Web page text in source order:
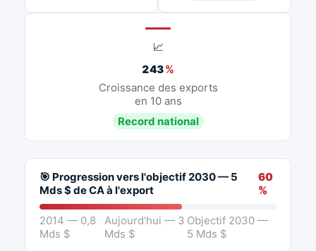
📈
243%
Croissance des exports
en 10 ans
Record national
🎯 Progression vers l'objectif 2030 — 5
Mds $ de CA à l'export
60
%
2014 — 0,8
Mds $
Aujourd'hui — 3
Mds $
Objectif 2030 —
5 Mds $